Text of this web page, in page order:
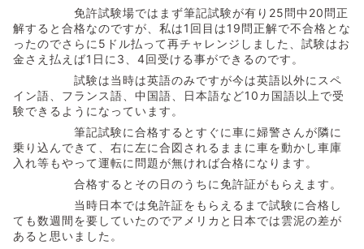
免許試験場ではまず筆記試験が有り25問中20問正
解すると合格なのですが、私は1回目は19問正解で不合格とな
ったのでさらに5ドル払って再チャレンジしました、試験はお
金さえ払えば1日に3、4回受ける事ができるのです。
試験は当時は英語のみですが今は英語以外にスペ
イン語、フランス語、中国語、日本語など10カ国語以上で受
験できるようになっています。
筆記試験に合格するとすぐに車に婦警さんが隣に
乗り込んできて、右に左に合図されるままに車を動かし車庫
入れ等もやって運転に問題が無ければ合格になります。
合格するとその日のうちに免許証がもらえます。
当時日本では免許証をもらえるまで試験に合格し
ても数週間を要していたのでアメリカと日本では雲泥の差が
あると思いました。